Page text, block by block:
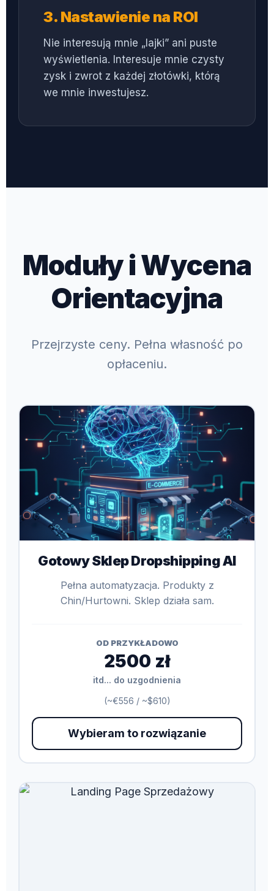
3. Nastawienie na ROI
Nie interesują mnie „lajki” ani puste
wyświetlenia. Interesuje mnie czysty
zysk i zwrot z każdej złotówki, którą
we mnie inwestujesz.
Moduły i Wycena
Orientacyjna
Przejrzyste ceny. Pełna własność po
opłaceniu.
Gotowy Sklep Dropshipping AI
Pełna automatyzacja. Produkty z
Chin/Hurtowni. Sklep działa sam.
OD PRZYKŁADOWO
2500 zł
itd... do uzgodnienia
(~€556 / ~$610)
Wybieram to rozwiązanie